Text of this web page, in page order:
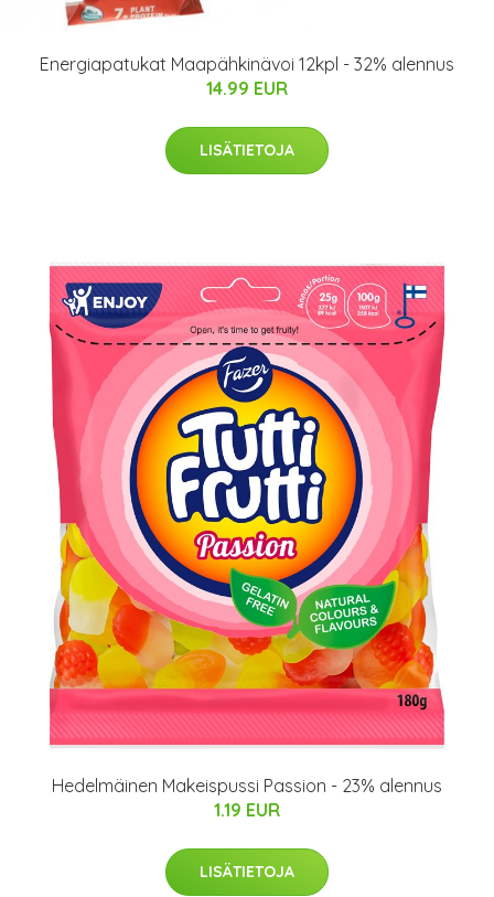
Energiapatukat Maapähkinävoi 12kpl - 32% alennus
14.99 EUR
LISÄTIETOJA
Hedelmäinen Makeispussi Passion - 23% alennus
1.19 EUR
LISÄTIETOJA